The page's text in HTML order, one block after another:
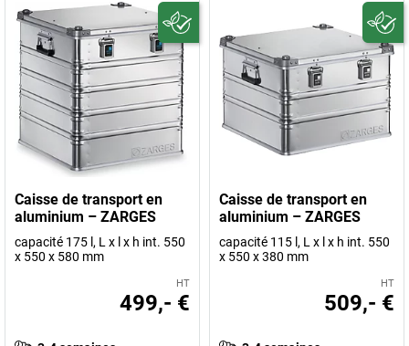
Caisse de transport en
aluminium – ZARGES
capacité 175 l, L x l x h int. 550
x 550 x 580 mm
HT
499,- €
Caisse de transport en
aluminium – ZARGES
capacité 115 l, L x l x h int. 550
x 550 x 380 mm
HT
509,- €